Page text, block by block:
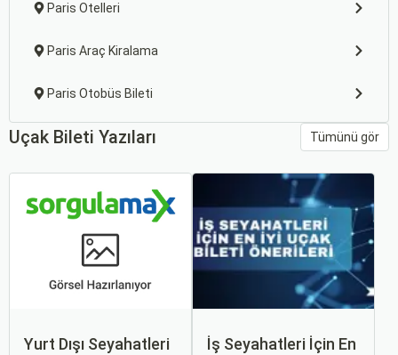
Paris Otelleri
Paris Araç Kiralama
Paris Otobüs Bileti
Uçak Bileti Yazıları Tümünü gör
Yurt Dışı Seyahatleri
İş Seyahatleri İçin En